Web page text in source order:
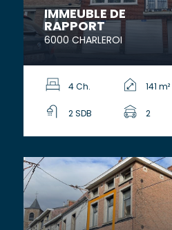
IMMEUBLE DE
RAPPORT
6000 CHARLEROI
4 Ch. 141 m²
2 SDB 2